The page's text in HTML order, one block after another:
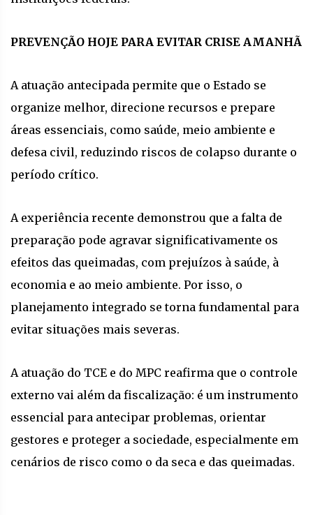
PREVENÇÃO HOJE PARA EVITAR CRISE AMANHÃ
A atuação antecipada permite que o Estado se
organize melhor, direcione recursos e prepare
áreas essenciais, como saúde, meio ambiente e
defesa civil, reduzindo riscos de colapso durante o
período crítico.
A experiência recente demonstrou que a falta de
preparação pode agravar significativamente os
efeitos das queimadas, com prejuízos à saúde, à
economia e ao meio ambiente. Por isso, o
planejamento integrado se torna fundamental para
evitar situações mais severas.
A atuação do TCE e do MPC reafirma que o controle
externo vai além da fiscalização: é um instrumento
essencial para antecipar problemas, orientar
gestores e proteger a sociedade, especialmente em
cenários de risco como o da seca e das queimadas.